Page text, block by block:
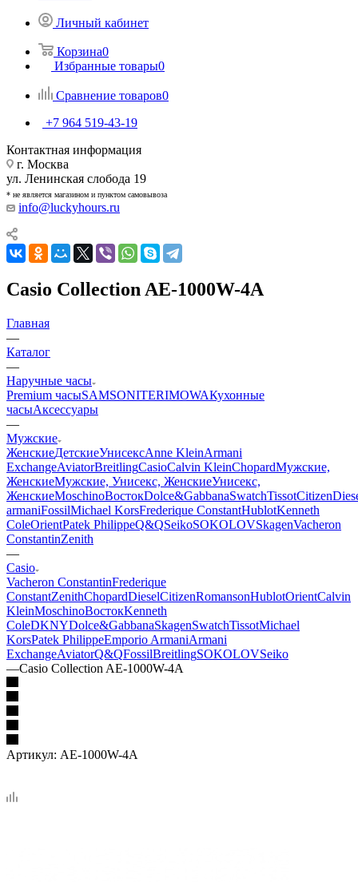
Личный кабинет
Корзина0
Избранные товары0
Сравнение товаров0
+7 964 519-43-19
Контактная информация
г. Москва
ул. Ленинская слобода 19
* не является магазином и пунктом самовывоза
info@luckyhours.ru
Casio Collection AE-1000W-4A
Главная
—
Каталог
—
Наручные часы
Premium часыSAMSONITERIMOWAКухонные
часыАксессуары
—
Мужские
ЖенскиеДетскиеУнисексAnne KleinArmani
ExchangeAviatorBreitlingCasioCalvin KleinChopardМужские,
ЖенскиеМужские, Унисекс, ЖенскиеУнисекс,
ЖенскиеMoschinoВостокDolce&GabbanaSwatchTissotCitizen
armaniFossilMichael KorsFrederique ConstantHublotKenneth
ColeOrientPatek PhilippeQ&QSeikoSOKOLOVSkagenVacheron
ConstantinZenith
—
Casio
Vacheron ConstantinFrederique
ConstantZenithChopardDieselCitizenRomansonHublotOrientCalvin
KleinMoschinoВостокKenneth
ColeDKNYDolce&GabbanaSkagenSwatchTissotMichael
KorsPatek PhilippeEmporio ArmaniArmani
ExchangeAviatorQ&QFossilBreitlingSOKOLOVSeiko
—Casio Collection AE-1000W-4A
Артикул: AE-1000W-4A